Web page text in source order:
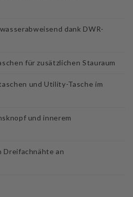
dank DWR-
für zusätzlichen Stauraum
und Utility-Tasche im
und innerem
Dreifachnähte an